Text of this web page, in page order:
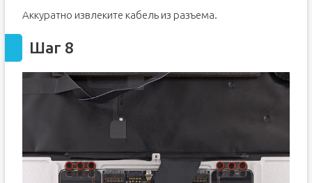
Аккуратно извлеките кабель из разъема.
Шаг 8